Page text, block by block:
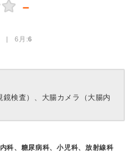
－
| 6月:6
鏡検査）、大腸カメラ（大腸内
科、糖尿病科、小児科、放射線科